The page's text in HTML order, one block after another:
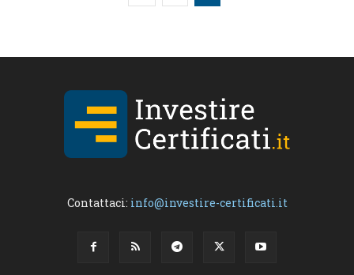
Contattaci: info@investire-certificati.it